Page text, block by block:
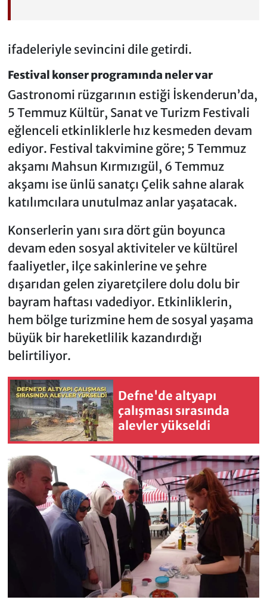
ifadeleriyle sevincini dile getirdi.
Festival konser programında neler var
Gastronomi rüzgarının estiği İskenderun’da,
5 Temmuz Kültür, Sanat ve Turizm Festivali
eğlenceli etkinliklerle hız kesmeden devam
ediyor. Festival takvimine göre; 5 Temmuz
akşamı Mahsun Kırmızıgül, 6 Temmuz
akşamı ise ünlü sanatçı Çelik sahne alarak
katılımcılara unutulmaz anlar yaşatacak.
Konserlerin yanı sıra dört gün boyunca
devam eden sosyal aktiviteler ve kültürel
faaliyetler, ilçe sakinlerine ve şehre
dışarıdan gelen ziyaretçilere dolu dolu bir
bayram haftası vadediyor. Etkinliklerin,
hem bölge turizmine hem de sosyal yaşama
büyük bir hareketlilik kazandırdığı
belirtiliyor.
Defne'de altyapı
çalışması sırasında
alevler yükseldi